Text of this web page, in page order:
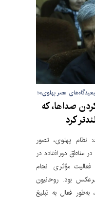
عصر پهلوی»؛
صداها، که
کرد
پهلوی، تصور
مناطق دورافتاده در
مؤثری انجام
بود. روحانیون
فعال به تبلیغ